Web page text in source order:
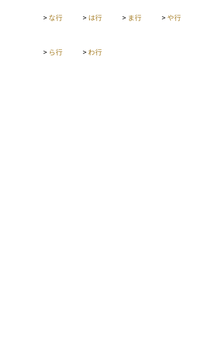
> な行 > は行 > ま行 > や行
> ら行 > わ行